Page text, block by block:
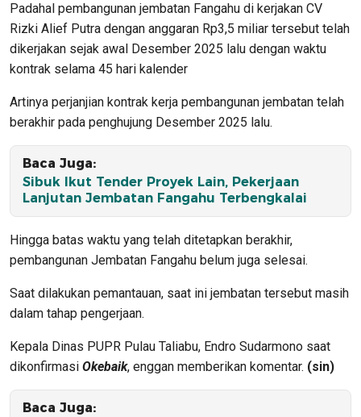
Padahal pembangunan jembatan Fangahu di kerjakan CV
Rizki Alief Putra dengan anggaran Rp3,5 miliar tersebut telah
dikerjakan sejak awal Desember 2025 lalu dengan waktu
kontrak selama 45 hari kalender
Artinya perjanjian kontrak kerja pembangunan jembatan telah
berakhir pada penghujung Desember 2025 lalu.
Baca Juga:
Sibuk Ikut Tender Proyek Lain, Pekerjaan
Lanjutan Jembatan Fangahu Terbengkalai
Hingga batas waktu yang telah ditetapkan berakhir,
pembangunan Jembatan Fangahu belum juga selesai.
Saat dilakukan pemantauan, saat ini jembatan tersebut masih
dalam tahap pengerjaan.
Kepala Dinas PUPR Pulau Taliabu, Endro Sudarmono saat
dikonfirmasi Okebaik, enggan memberikan komentar. (sin)
Baca Juga: